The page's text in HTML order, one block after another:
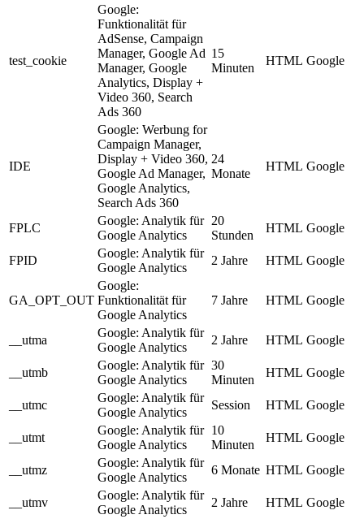
test_cookie
Google:
Funktionalität für
AdSense, Campaign
Manager, Google Ad
Manager, Google
Analytics, Display +
Video 360, Search
Ads 360
15
Minuten
HTML Google
IDE
Google: Werbung for
Campaign Manager,
Display + Video 360,
Google Ad Manager,
Google Analytics,
Search Ads 360
24
Monate
HTML Google
FPLC
Google: Analytik für
Google Analytics
20
Stunden
HTML Google
FPID
Google: Analytik für
Google Analytics
2 Jahre HTML Google
GA_OPT_OUT
Google:
Funktionalität für
Google Analytics
7 Jahre HTML Google
__utma
Google: Analytik für
Google Analytics
2 Jahre HTML Google
__utmb
Google: Analytik für
Google Analytics
30
Minuten
HTML Google
__utmc
Google: Analytik für
Google Analytics
Session HTML Google
__utmt
Google: Analytik für
Google Analytics
10
Minuten
HTML Google
__utmz
Google: Analytik für
Google Analytics
6 Monate HTML Google
__utmv
Google: Analytik für
Google Analytics
2 Jahre HTML Google